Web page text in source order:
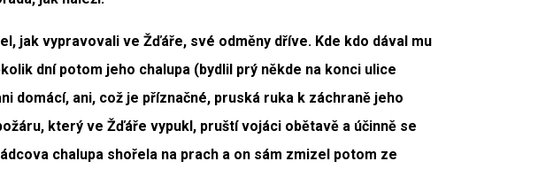
jak vypravovali ve Žďáře, své odměny dříve. Kde kdo dával mu
dní potom jeho chalupa (bydlil prý někde na konci ulice
domácí, ani, což je příznačné, pruská ruka k záchraně jeho
který ve Žďáře vypukl, pruští vojáci obětavě a účinně se
chalupa shořela na prach a on sám zmizel potom ze